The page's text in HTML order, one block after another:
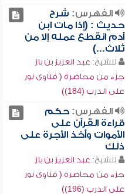
الفهرس: شرح
حديث : (إذا مات ابن
آدم انقطع عمله إلا من
ثلاث...)
للشيخ: عبد العزيز بن باز
جزء من محاضرة ( فتاوى نور
على الدرب (184))
الفهرس:حكم
قراءة القرآن على
الأموات وأخذ الأجرة على
ذلك
للشيخ: عبد العزيز بن باز
جزء من محاضرة ( فتاوى نور
على الدرب (196))